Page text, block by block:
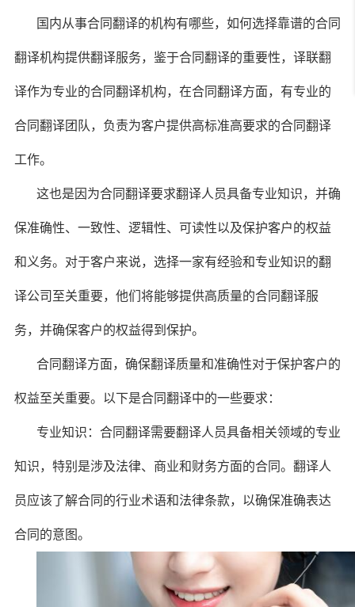
国内从事合同翻译的机构有哪些，如何选择靠谱的合同
翻译机构提供翻译服务，鉴于合同翻译的重要性，译联翻
译作为专业的合同翻译机构，在合同翻译方面，有专业的
合同翻译团队，负责为客户提供高标准高要求的合同翻译
工作。
这也是因为合同翻译要求翻译人员具备专业知识，并确
保准确性、一致性、逻辑性、可读性以及保护客户的权益
和义务。对于客户来说，选择一家有经验和专业知识的翻
译公司至关重要，他们将能够提供高质量的合同翻译服
务，并确保客户的权益得到保护。
合同翻译方面，确保翻译质量和准确性对于保护客户的
权益至关重要。以下是合同翻译中的一些要求：
专业知识：合同翻译需要翻译人员具备相关领域的专业
知识，特别是涉及法律、商业和财务方面的合同。翻译人
员应该了解合同的行业术语和法律条款，以确保准确表达
合同的意图。